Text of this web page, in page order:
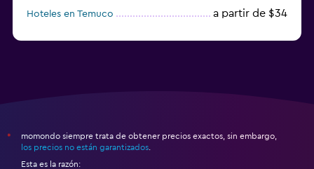
Hoteles en Temuco a partir de $34
*
momondo siempre trata de obtener precios exactos, sin embargo,
los precios no están garantizados
Esta es la razón: